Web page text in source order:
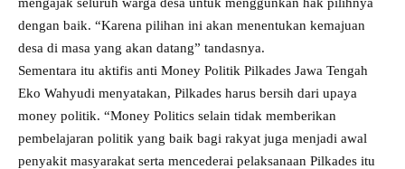
dengan baik. “Karena pilihan ini akan menentukan kemajuan
desa di masa yang akan datang” tandasnya.
Sementara itu aktifis anti Money Politik Pilkades Jawa Tengah
Eko Wahyudi menyatakan, Pilkades harus bersih dari upaya
money politik. “Money Politics selain tidak memberikan
pembelajaran politik yang baik bagi rakyat juga menjadi awal
penyakit masyarakat serta mencederai pelaksanaan Pilkades itu